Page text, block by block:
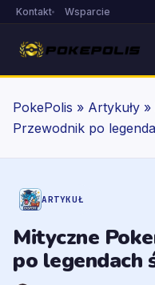
Kontakt Wsparcie
PokePolis » Artykuły »
Przewodnik po
ARTYKUŁ
Mityczne
po legendach